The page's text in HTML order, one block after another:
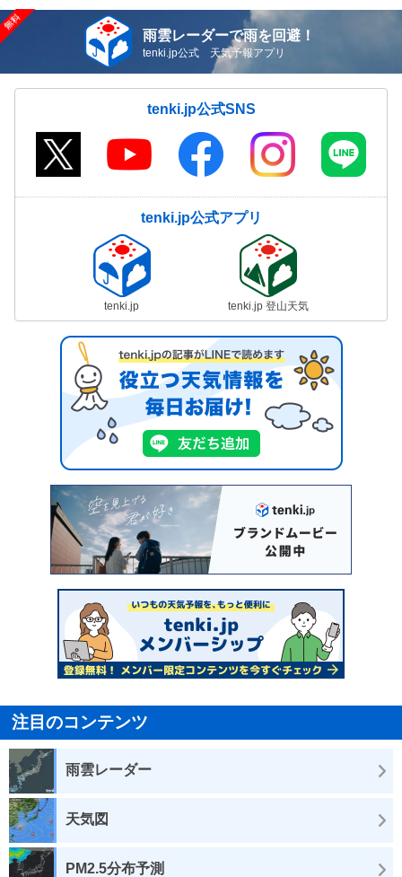
雨雲レーダーで雨を回避！
tenki.jp公式 天気予報アプリ
tenki.jp公式SNS
tenki.jp公式アプリ
tenki.jp tenki.jp 登山天気
注目のコンテンツ
雨雲レーダー
天気図
PM2.5分布予測